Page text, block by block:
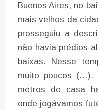
Buenos Aires, no
mais velhos da
prosseguiu a
não havia prédios
baixas. Nesse
muito poucos (…).
metros de casa
onde jogávamos